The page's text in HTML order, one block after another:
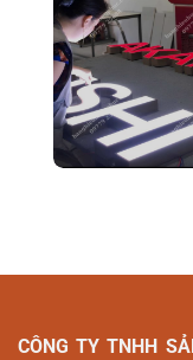
CÔNG TY TNHH